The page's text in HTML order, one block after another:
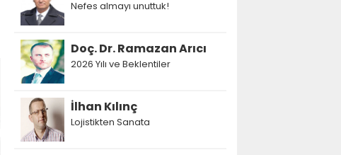
Nefes almayı unuttuk!
Doç. Dr. Ramazan Arıcı
2026 Yılı ve Beklentiler
İlhan Kılınç
Lojistikten Sanata